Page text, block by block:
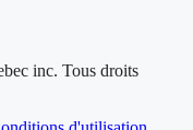
inc. Tous droits